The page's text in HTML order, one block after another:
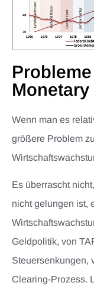
Wenn man es
größere Problem
Es überrascht
nicht gelungen ist,
Geldpolitik, von
Steuersenkungen,
Clearing-Prozess.